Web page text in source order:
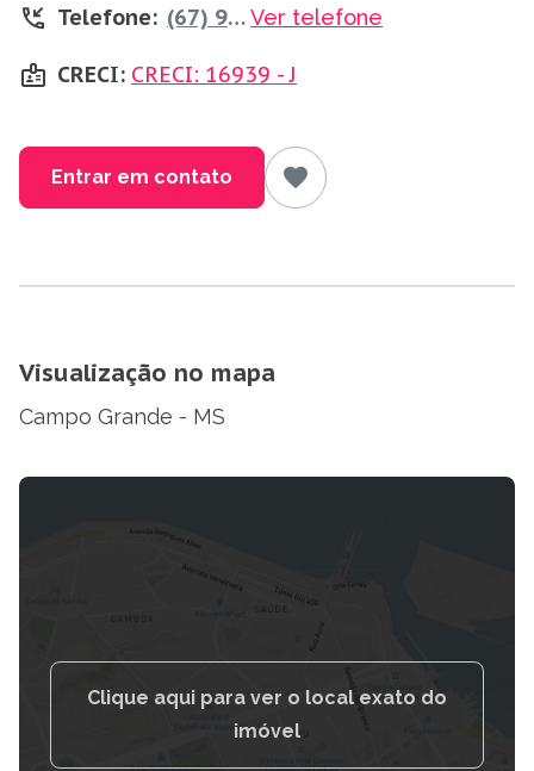
Telefone:
(67) 99231-0119Ver telefone
CRECI: CRECI: 16939 - J
Entrar em contato
Visualização no mapa
Campo Grande - MS
Clique aqui para ver o local exato do
imóvel